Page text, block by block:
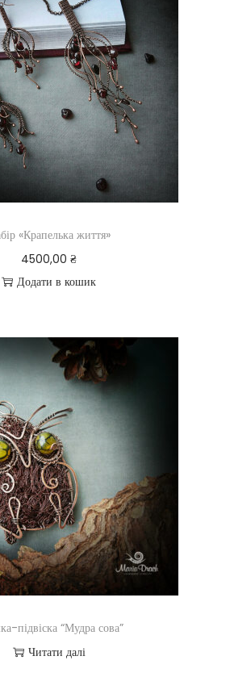
«Крапелька життя»
4500,00₴
Додати в кошик
підвіска “Мудра сова”
Читати далі